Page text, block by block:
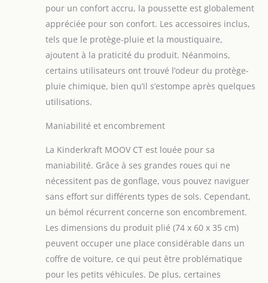
pour un confort accru, la poussette est globalement
appréciée pour son confort. Les accessoires inclus,
tels que le protège-pluie et la moustiquaire,
ajoutent à la praticité du produit. Néanmoins,
certains utilisateurs ont trouvé l’odeur du protège-
pluie chimique, bien qu’il s’estompe après quelques
utilisations.
Maniabilité et encombrement
La Kinderkraft MOOV CT est louée pour sa
maniabilité. Grâce à ses grandes roues qui ne
nécessitent pas de gonflage, vous pouvez naviguer
sans effort sur différents types de sols. Cependant,
un bémol récurrent concerne son encombrement.
Les dimensions du produit plié (74 x 60 x 35 cm)
peuvent occuper une place considérable dans un
coffre de voiture, ce qui peut être problématique
pour les petits véhicules. De plus, certaines